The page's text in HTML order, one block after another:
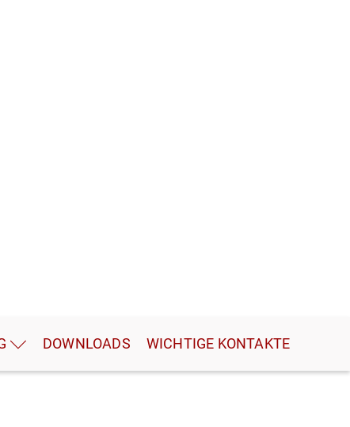
DOWNLOADS WICHTIGE KONTAKTE